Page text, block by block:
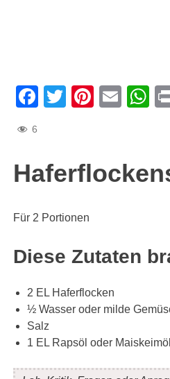
Facebook
Twitter
6
Für 2 Portionen
Diese Zutaten
2 EL Haferflocken
½ Wasser oder milde
Salz
1 EL Rapsöl oder Maiskeimöl